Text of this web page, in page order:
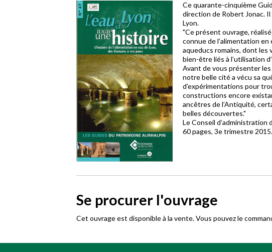
Ce quarante-cinquième
direction de Robert Jonac.
Lyon.
"Ce présent ouvrage, réalisé
connue de l’alimentation
aqueducs romains, dont les
bien-être liés à l’utilisation
Avant de vous présenter
notre belle cité a vécu sa
d’expérimentations pour
constructions encore
ancêtres de l’Antiquité,
belles découvertes."
Le Conseil d’administration
60 pages, 3e trimestre 2015.
Se procurer l'ouvrage
Cet ouvrage est disponible à la vente. Vous pouvez le